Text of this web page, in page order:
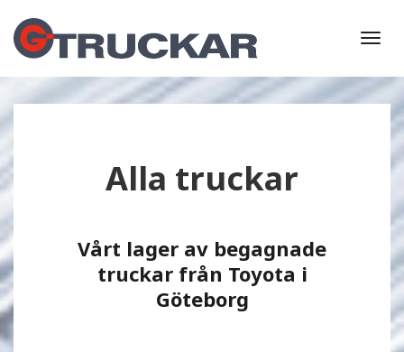
Alla truckar
Vårt lager av begagnade
truckar från Toyota i
Göteborg